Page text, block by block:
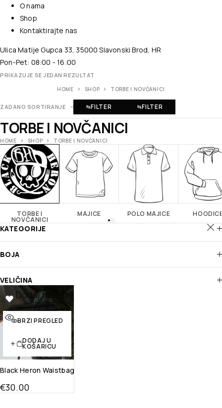
O nama
Shop
Kontaktirajte nas
Ulica Matije Gupca 33, 35000 Slavonski Brod, HR
Pon-Pet: 08:00 - 16:00
PRIKAZUJE SE JEDAN REZULTAT
HOME SHOP TORBE I NOVČANICI
ZADANO SORTIRANJE FILTER FILTER
TORBE I NOVČANICI
HOME SHOP TORBE I NOVČANICI
TORBE I
NOVČANICI
MAJICE POLO MAJICE
KATEGORIJE
BOJA
VELIČINA
Dodaj na listu
želja
Brzi pregled
BRZI PREGLED
DODAJ U
KOŠARICU
Black Heron Waistbag
€30.00